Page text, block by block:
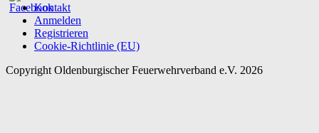
Kontakt
Anmelden
Registrieren
Cookie-Richtlinie (EU)
Copyright Oldenburgischer Feuerwehrverband e.V. 2026